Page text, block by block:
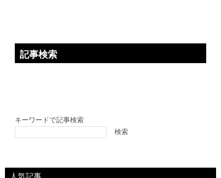
記事検索
キーワードで記事検索
検索
人気記事